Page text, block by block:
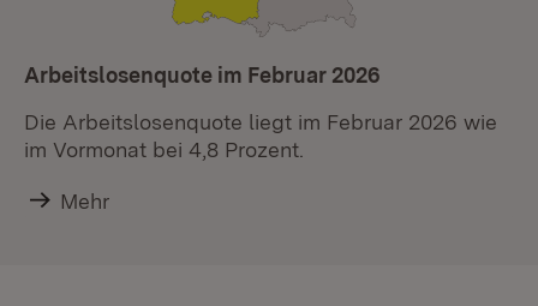
Arbeitslosenquote im Februar 2026
Die Arbeitslosenquote liegt im Februar 2026 wie
im Vormonat bei 4,8 Prozent.
Mehr